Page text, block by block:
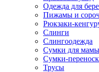
Одежда для
Пижамы и
Рюкзаки-
Слинги
Слингоодежда
Сумки для мамы
Сумки-
Трусы